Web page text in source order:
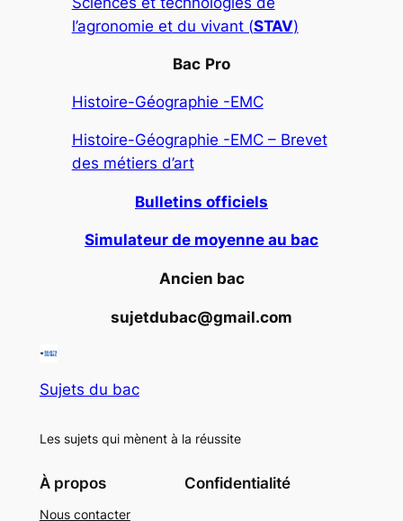
l’agronomie et du vivant (STAV)
Bac Pro
Histoire-Géographie -EMC
Histoire-Géographie -EMC – Brevet
des métiers d’art
Bulletins officiels
Simulateur de moyenne au bac
Ancien bac
sujetdubac@gmail.com
Sujets du bac
Les sujets qui mènent à la réussite
À propos
Nous contacter
Confidentialité